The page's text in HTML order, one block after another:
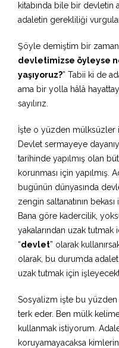
kitabında bile bir devletin
adaletin gerekliliği
Şöyle demiştim bir
devletimizse öyleyse
yaşıyoruz?” Tabii ki de
ama bir yolla hâlâ
sayılırız.
İşte o yüzden mülksüzler
Devlet sermayeye
tarihinde yapılmış olan
korunması için
bugünün dünyasında
zengin saltanatının
Bana göre kadercilik,
yakalarından uzak tutmak
“devlet” olarak
olarak, bu durumda
uzak tutmak için
Sosyalizm işte bu
terk eder. Ben mülk
kullanmak istiyorum.
koruyamayacaksa kimlerin